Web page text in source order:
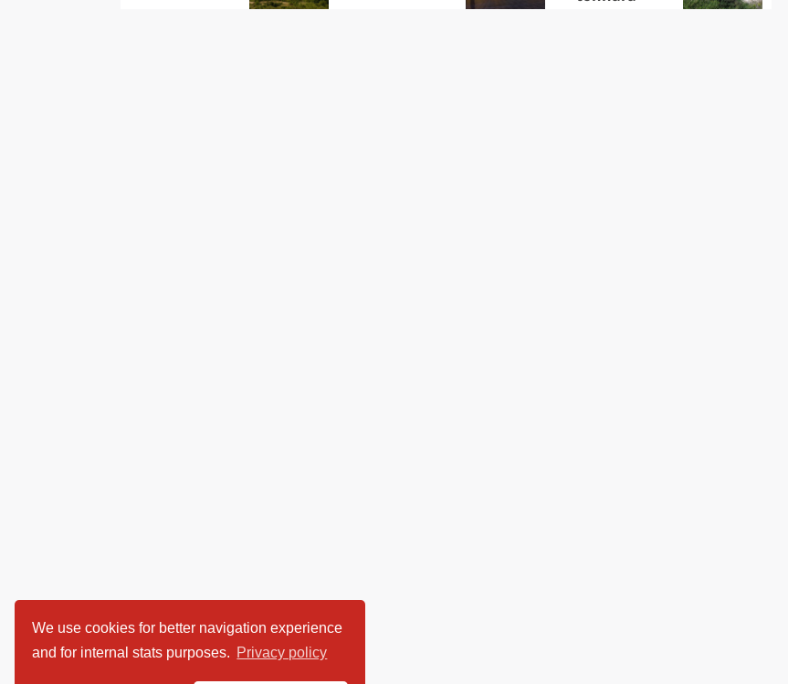
We use cookies for better navigation experience
and for internal stats purposes. Privacy policy